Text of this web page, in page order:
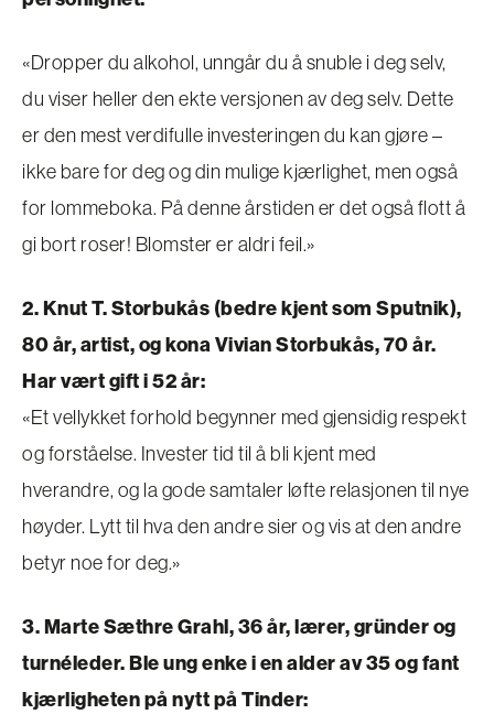
«Dropper du alkohol, unngår du å snuble i deg selv,
du viser heller den ekte versjonen av deg selv. Dette
er den mest verdifulle investeringen du kan gjøre –
ikke bare for deg og din mulige kjærlighet, men også
for lommeboka. På denne årstiden er det også flott å
gi bort roser! Blomster er aldri feil.»
2. Knut T. Storbukås (bedre kjent som Sputnik),
80 år, artist, og kona Vivian Storbukås, 70 år.
Har vært gift i 52 år:
«Et vellykket forhold begynner med gjensidig respekt
og forståelse. Invester tid til å bli kjent med
hverandre, og la gode samtaler løfte relasjonen til nye
høyder. Lytt til hva den andre sier og vis at den andre
betyr noe for deg.»
3. Marte Sæthre Grahl, 36 år, lærer, gründer og
turnéleder. Ble ung enke i en alder av 35 og fant
kjærligheten på nytt på Tinder: